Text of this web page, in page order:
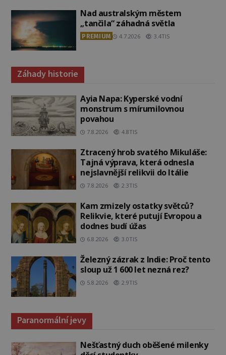
Nad australským městem
„tančila“ záhadná světla
PREMIUM 4.7.2026 3.4TIS
Záhady historie
Ayia Napa: Kyperské vodní
monstrum s mírumilovnou
povahou
7.8.2026 4.8TIS
Ztracený hrob svatého Mikuláše:
Tajná výprava, která odnesla
nejslavnější relikvii do Itálie
7.8.2026 2.3TIS
Kam zmizely ostatky světců?
Relikvie, které putují Evropou a
dodnes budí úžas
6.8.2026 3.0TIS
Železný zázrak z Indie: Proč tento
sloup už 1 600 let nezná rez?
5.8.2026 2.9TIS
Paranormální jevy
Nešťastný duch oběšené milenky